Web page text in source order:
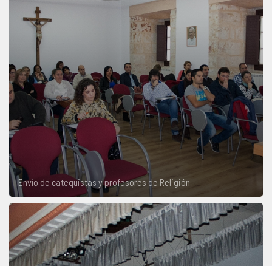
Envío de catequistas y profesores de Religión